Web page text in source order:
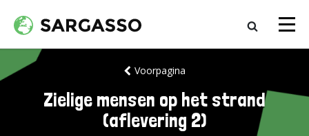
Voorpagina
Zielige mensen op het strand
(aflevering 2)